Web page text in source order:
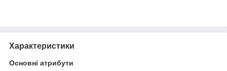
Характеристики
Основні атрибути